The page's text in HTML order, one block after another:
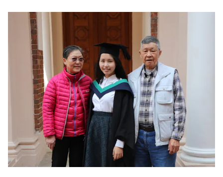
絡：hello＠agewhale.com。 世界經濟論壇創新平台
UpLink 頂尖創新者(Top Innovator) Agewhale 榮幸入選由
世界經濟論壇創新平台 UpLink 與宏利 (Manulife) 主辦的
「亞洲人口未來創新挑戰賽」，成為今屆唯一來自香港的獲
獎初創 。 世界經濟論壇最新全球報告焦點案例…